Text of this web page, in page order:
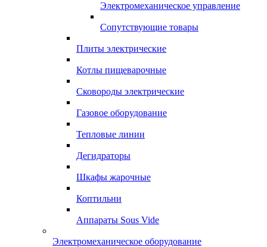
Электромеханическое управление
Сопутствующие товары
Плиты электрические
Котлы пищеварочные
Сковороды электрические
Газовое оборудование
Тепловые линии
Дегидраторы
Шкафы жарочные
Коптильни
Аппараты Sous Vide
Электромеханическое оборудование